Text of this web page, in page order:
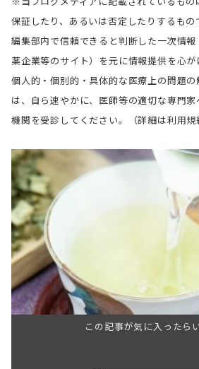
保証したり、あるいは否定したりするもの
編集部内で信頼できると判断した一次情
薬企業等のサイト）を元に情報提供を心
個人的・個別的・具体的な医療上の問題
は、自ら速やかに、医師等の適切な専門
機関を受診してください。（詳細は利用
この記事が気に入ったら